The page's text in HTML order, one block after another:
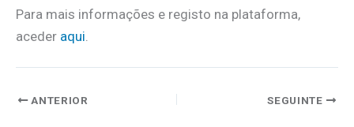
Para mais informações e registo na plataforma,
aceder aqui
ANTERIOR SEGUINTE